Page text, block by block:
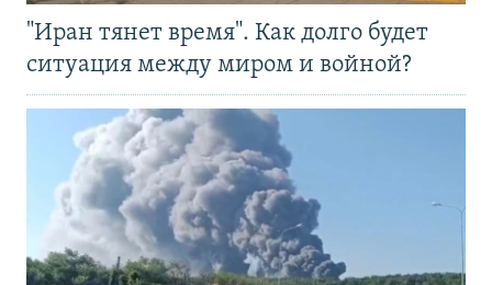
"Иран тянет время". Как долго будет
ситуация между миром и войной?